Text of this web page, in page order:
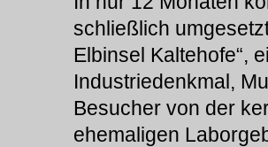
schließlich
Elbinsel Kaltehofe“,
Industriedenkmal,
Besucher von der
ehemaligen